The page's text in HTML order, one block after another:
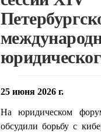
25 июня 2026 г.
На юридическом
обсудили борьбу с